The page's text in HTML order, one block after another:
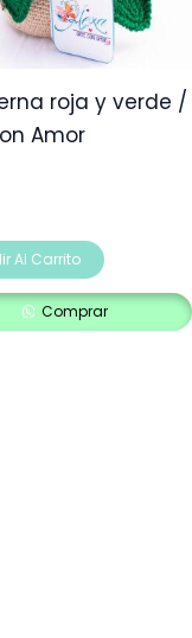
roja y verde /
Amor
Al Carrito
Comprar